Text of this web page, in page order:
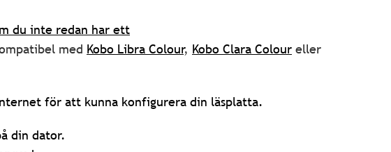
du inte redan har ett
med Kobo Libra Colour, Kobo Clara Colour eller
för att kunna konfigurera din läsplatta.
din dator.